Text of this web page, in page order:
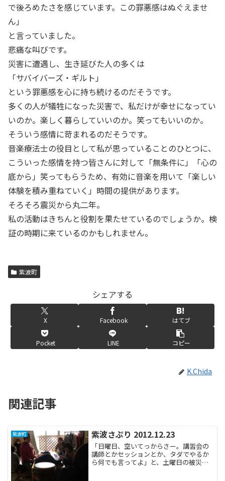
で後ろめたさを感じています。この罪悪感はぬぐえませ
ん」
と言っていました。
悲痛な叫びです。
災害に遭遇し、生き延びた人の多くは
「サバイバーズ・ギルト」
という罪悪感を心に持ち続けるのだそうです。
多くの人が犠牲になった災害で、私だけが幸せになってい
いのか。楽しく暮らしていいのか。笑ってもいいのか。
そういう感情に苛まれるのだそうです。
音楽療法士の役目として私が思っていることのひとつに、
こういった感情を持つ皆さんに対して「無条件に」「心の
底から」笑ってもらうため、有効に音楽を用いて「楽しい
体験を積み重ねていく」時間の提供があります。
そろそろ震災から丸二年。
私の活動はきちんと役割を果たせているのでしょうか。検
証の時期に来ているのかもしれません。
紫波町
シェアする
X Facebook はてブ
Pocket LINE コピー
K.Chida
関連記事
紫波町 紫波さぷり 2012.12.23
「日曜日、空いてっからさー。講習会の
講師とかセッションとか、タダでやるか
ら何でも言ってよ」と、土曜日の被災地